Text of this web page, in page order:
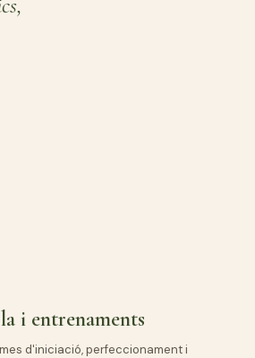
i entrenaments
d'iniciació, perfeccionament i